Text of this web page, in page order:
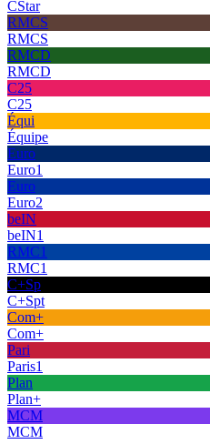
CStar
RMCS
RMCS
RMCD
RMCD
C25
C25
Équi
Équipe
Euro
Euro1
Euro
Euro2
beIN
beIN1
RMC1
RMC1
C+Sp
C+Spt
Com+
Com+
Pari
Paris1
Plan
Plan+
MCM
MCM